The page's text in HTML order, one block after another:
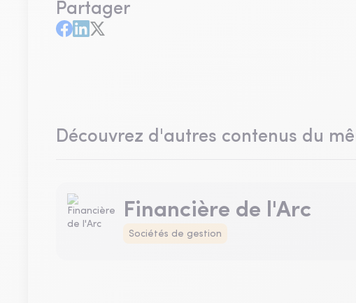
Partager
Découvrez d'autres contenus du
Financière de l'Arc
Sociétés de gestion